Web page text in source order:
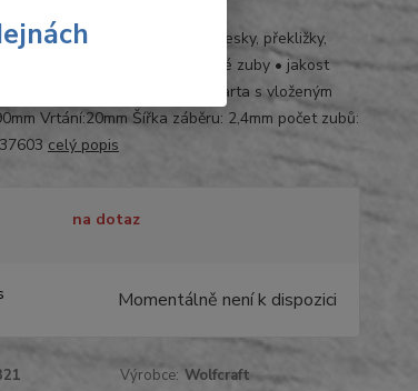
• pro dřevo, dřevotřískové desky, překližky,
prkna • materiál: HM • střídavé zuby • jakost
hrubé řezy • balení: dvojitá karta s vloženým
Vrtání:20mm Šířka záběru: 2,4mm počet zubů:
celý popis
na dotaz
Momentálně není k dispozici
Výrobce: Wolfcraft